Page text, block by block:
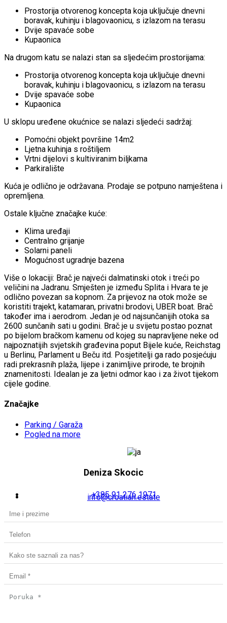
Prostorija otvorenog koncepta koja uključuje dnevni
boravak, kuhinju i blagovaonicu, s izlazom na terasu
Dvije spavaće sobe
Kupaonica
Na drugom katu se nalazi stan sa sljedećim prostorijama:
Prostorija otvorenog koncepta koja uključuje dnevni
boravak, kuhinju i blagovaonicu, s izlazom na terasu
Dvije spavaće sobe
Kupaonica
U sklopu uređene okućnice se nalazi sljedeći sadržaj:
Pomoćni objekt površine 14m2
Ljetna kuhinja s roštiljem
Vrtni dijelovi s kultiviranim biljkama
Parkiralište
Kuća je odlično je održavana. Prodaje se potpuno namještena i
opremljena.
Ostale ključne značajke kuće:
Klima uređaji
Centralno grijanje
Solarni paneli
Mogućnost ugradnje bazena
Više o lokaciji: Brač je najveći dalmatinski otok i treći po
veličini na Jadranu. Smješten je između Splita i Hvara te je
odlično povezan sa kopnom. Za prijevoz na otok može se
koristiti trajekt, katamaran, privatni brodovi, UBER boat. Brač
također ima i aerodrom. Jedan je od najsunčanijih otoka sa
2600 sunčanih sati u godini. Brač je u svijetu postao poznat
po bijelom bračkom kamenu od kojeg su napravljene neke od
najpoznatijih svjetskih građevina poput Bijele kuće, Reichstag
u Berlinu, Parlament u Beču itd. Posjetitelji ga rado posjećuju
radi prekrasnih plaža, lijepe i zanimljive prirode, te brojnih
znamenitosti. Idealan je za ljetni odmor kao i za život tijekom
cijele godine.
Značajke
Parking / Garaža
Pogled na more
Deniza Skocic
+385 91 276 1971
info@croatian.estate